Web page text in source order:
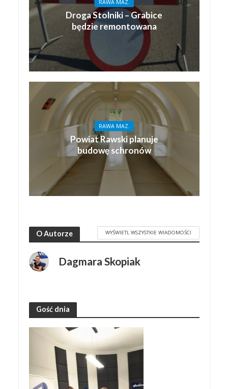
RAWA MAZ.
Droga Stolniki – Grabice
będzie remontowana
RAWA MAZ.
Powiat Rawski planuje
budowę schronów
O Autorze WYŚWIETL WSZYSTKIE WIADOMOŚCI
Dagmara Skopiak
Gość dnia